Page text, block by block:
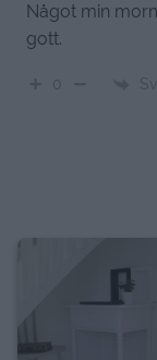
Något min
gott.
0